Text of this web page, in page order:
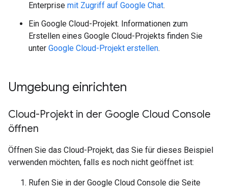
Enterprise mit Zugriff auf Google Chat.
Ein Google Cloud-Projekt. Informationen zum
Erstellen eines Google Cloud-Projekts finden Sie
unter Google Cloud-Projekt erstellen.
Umgebung einrichten
Cloud-Projekt in der Google Cloud Console
öffnen
Öffnen Sie das Cloud-Projekt, das Sie für dieses Beispiel
verwenden möchten, falls es noch nicht geöffnet ist:
Rufen Sie in der Google Cloud Console die Seite